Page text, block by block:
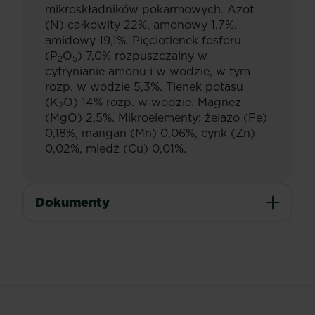
mikroskładników pokarmowych. Azot
(N) całkowity 22%, amonowy 1,7%,
amidowy 19,1%. Pięciotlenek fosforu
(P2O5) 7,0% rozpuszczalny w
cytrynianie amonu i w wodzie, w tym
rozp. w wodzie 5,3%. Tlenek potasu
(K2O) 14% rozp. w wodzie. Magnez
(MgO) 2,5%. Mikroelementy: żelazo (Fe)
0,18%, mangan (Mn) 0,06%, cynk (Zn)
0,02%, miedź (Cu) 0,01%.
Dokumenty